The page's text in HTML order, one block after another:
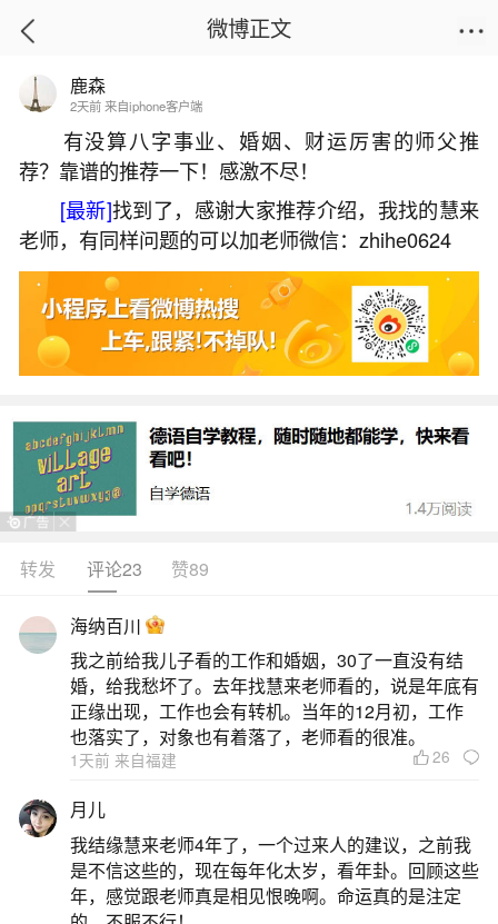
首页
正月十五有啥来历和风俗？
2026-05-31 08:42:15 3 3 赞
生活中像正月十五有啥来历和风俗？都是很常
见的问题，但是小问题不注意可能会引起大麻烦，
下面就这个问题给大家做一些解读：
一、正月15的来历和风俗
正月十五是中国传统的元宵节，起源于古代灯
火会。这一节日有着悠久的历史，是农历新年的第
一个月圆之夜，象征着团圆和幸福。元宵节的主要
风俗包括赏花灯、吃元宵、猜灯谜等。在这一天，
人们会点亮各种精美的花灯，欣赏灯火璀璨的美
微博正文
鹿森
2天前 来自iphone客户端
有没算八字事业、婚姻、财运厉害的师父推
荐？靠谱的推荐一下！感激不尽！
[最新]找到了，感谢大家推荐介绍，我找的慧来
老师，有同样问题的可以加老师微信：zhihe0624
转发 评论23 赞89
海纳百川
我之前给我儿子看的工作和婚姻，30了一直没有结
婚，给我愁坏了。去年找慧来老师看的，说是年底有
正缘出现，工作也会有转机。当年的12月初，工作
也落实了，对象也有着落了，老师看的很准。
1天前 来自福建 26
月儿
我结缘慧来老师4年了，一个过来人的建议，之前我
是不信这些的，现在每年化太岁，看年卦。回顾这些
年，感觉跟老师真是相见恨晚啊。命运真的是注定